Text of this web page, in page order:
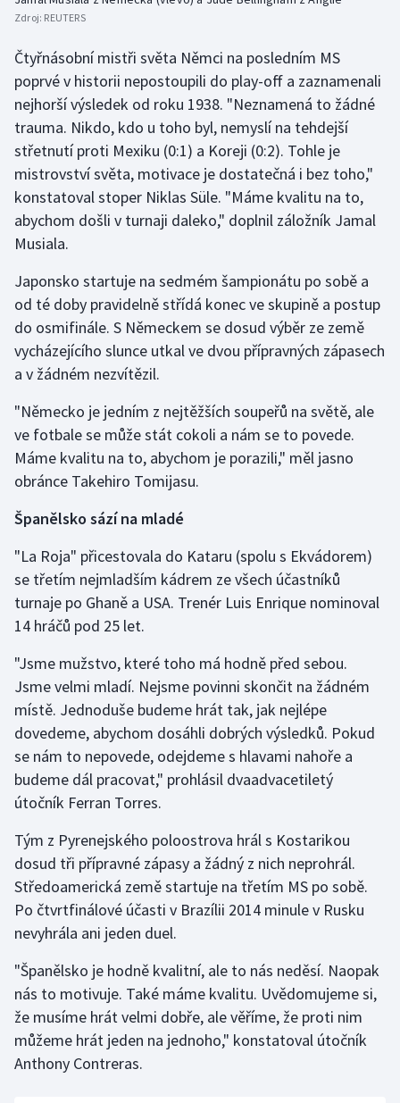
Zdroj: REUTERS
Čtyřnásobní mistři světa Němci na posledním MS
poprvé v historii nepostoupili do play-off a zaznamenali
nejhorší výsledek od roku 1938. "Neznamená to žádné
trauma. Nikdo, kdo u toho byl, nemyslí na tehdejší
střetnutí proti Mexiku (0:1) a Koreji (0:2). Tohle je
mistrovství světa, motivace je dostatečná i bez toho,"
konstatoval stoper Niklas Süle. "Máme kvalitu na to,
abychom došli v turnaji daleko," doplnil záložník Jamal
Musiala.
Japonsko startuje na sedmém šampionátu po sobě a
od té doby pravidelně střídá konec ve skupině a postup
do osmifinále. S Německem se dosud výběr ze země
vycházejícího slunce utkal ve dvou přípravných zápasech
a v žádném nezvítězil.
"Německo je jedním z nejtěžších soupeřů na světě, ale
ve fotbale se může stát cokoli a nám se to povede.
Máme kvalitu na to, abychom je porazili," měl jasno
obránce Takehiro Tomijasu.
Španělsko sází na mladé
"La Roja" přicestovala do Kataru (spolu s Ekvádorem)
se třetím nejmladším kádrem ze všech účastníků
turnaje po Ghaně a USA. Trenér Luis Enrique nominoval
14 hráčů pod 25 let.
"Jsme mužstvo, které toho má hodně před sebou.
Jsme velmi mladí. Nejsme povinni skončit na žádném
místě. Jednoduše budeme hrát tak, jak nejlépe
dovedeme, abychom dosáhli dobrých výsledků. Pokud
se nám to nepovede, odejdeme s hlavami nahoře a
budeme dál pracovat," prohlásil dvaadvacetiletý
útočník Ferran Torres.
Tým z Pyrenejského poloostrova hrál s Kostarikou
dosud tři přípravné zápasy a žádný z nich neprohrál.
Středoamerická země startuje na třetím MS po sobě.
Po čtvrtfinálové účasti v Brazílii 2014 minule v Rusku
nevyhrála ani jeden duel.
"Španělsko je hodně kvalitní, ale to nás neděsí. Naopak
nás to motivuje. Také máme kvalitu. Uvědomujeme si,
že musíme hrát velmi dobře, ale věříme, že proti nim
můžeme hrát jeden na jednoho," konstatoval útočník
Anthony Contreras.